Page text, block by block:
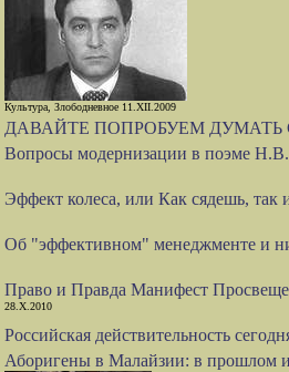
Культура, Злободневное 11.XII.2009
ДАВАЙТЕ ПОПРОБУЕМ
Вопросы модернизации в поэме
Эффект колеса, или Как сядешь, так
Об "эффективном" менеджменте и
Право и Правда Манифест
28.X.2010
Российская действительность
Аборигены в Малайзии: в прошлом